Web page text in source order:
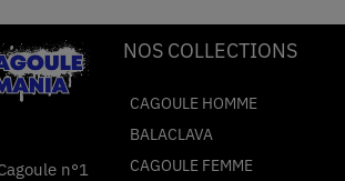
n°1
NOS COLLECTIONS
CAGOULE HOMME
BALACLAVA
CAGOULE FEMME